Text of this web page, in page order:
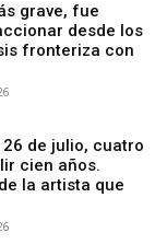
grave, fue
desde los
fronteriza con
26 de julio, cuatro
cien años.
la artista que